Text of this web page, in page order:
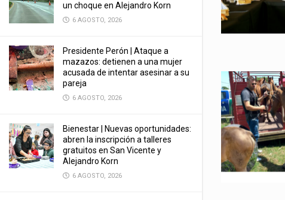
un choque en Alejandro Korn
6 AGOSTO, 2026
Presidente Perón | Ataque a
mazazos: detienen a una mujer
acusada de intentar asesinar a su
pareja
6 AGOSTO, 2026
Bienestar | Nuevas oportunidades:
abren la inscripción a talleres
gratuitos en San Vicente y
Alejandro Korn
6 AGOSTO, 2026